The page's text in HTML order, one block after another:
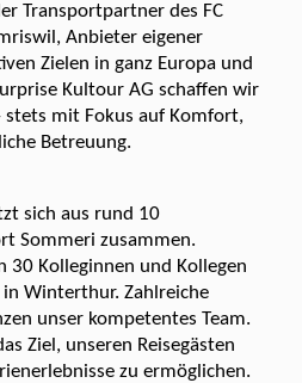
Transportpartner des FC
Anbieter eigener
Zielen in ganz Europa und
Kultour AG schaffen wir
stets mit Fokus auf Komfort,
Betreuung.
sich aus rund 10
Sommeri zusammen.
Kolleginnen und Kollegen
Winterthur. Zahlreiche
unser kompetentes Team.
Ziel, unseren Reisegästen
zu ermöglichen.